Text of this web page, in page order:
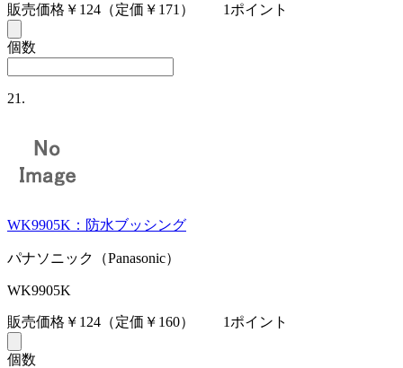
販売価格￥124 （定価￥171） 1ポイント
個数
21.
WK9905K：防水ブッシング
パナソニック（Panasonic）
WK9905K
販売価格￥124 （定価￥160） 1ポイント
個数